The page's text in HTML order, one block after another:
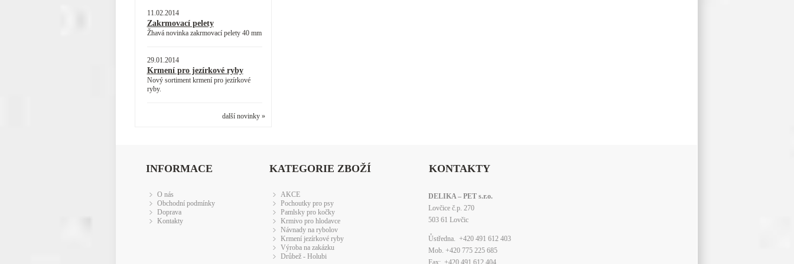
11.02.2014
Zakrmovací pelety
Žhavá novinka zakrmovací pelety 40 mm
29.01.2014
Krmení pro jezírkové ryby
Nový sortiment krmení pro jezírkové
ryby.
další novinky »
INFORMACE
O nás
Obchodní podmínky
Doprava
Kontakty
KATEGORIE ZBOŽÍ
AKCE
Pochoutky pro psy
Pamlsky pro kočky
Krmivo pro hlodavce
Návnady na rybolov
Krmení jezírkové ryby
Výroba na zakázku
Drůbež - Holubi
KONTAKTY
DELIKA – PET s.r.o.
Lovčice č.p. 270
503 61 Lovčic
Ůstředna. +420 491 612 403
Mob. +420 775 225 685
Fax: +420 491 612 404